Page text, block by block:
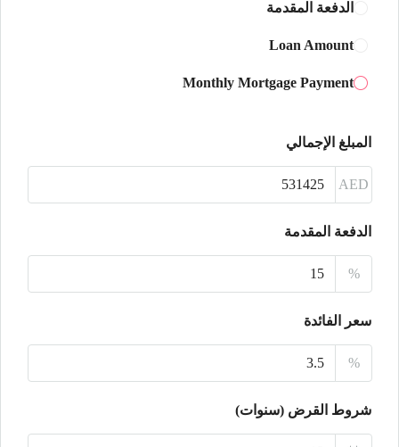
أغسطس
18
19
الدفعة المقدمة
Loan Amount
Monthly Mortgage Payment
المبلغ الإجمالي
AED
الدفعة المقدمة
%
سعر الفائدة
%
شروط القرض (سنوات)